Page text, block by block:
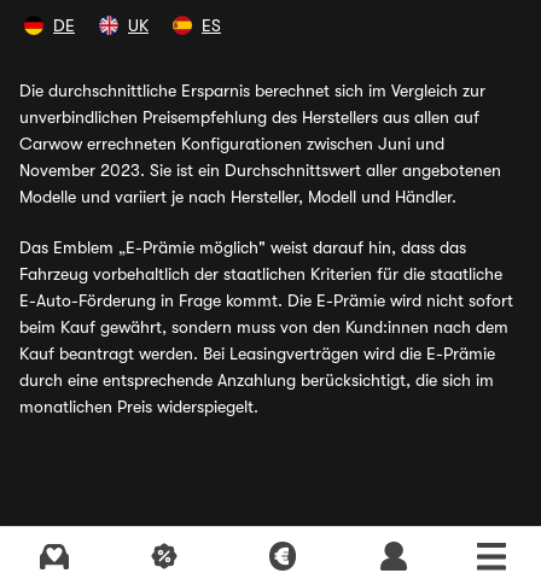
DE UK ES
Die durchschnittliche Ersparnis berechnet sich im Vergleich zur
unverbindlichen Preisempfehlung des Herstellers aus allen auf
Carwow errechneten Konfigurationen zwischen Juni und
November 2023. Sie ist ein Durchschnittswert aller angebotenen
Modelle und variiert je nach Hersteller, Modell und Händler.
Das Emblem „E-Prämie möglich" weist darauf hin, dass das
Fahrzeug vorbehaltlich der staatlichen Kriterien für die staatliche
E-Auto-Förderung in Frage kommt. Die E-Prämie wird nicht sofort
beim Kauf gewährt, sondern muss von den Kund:innen nach dem
Kauf beantragt werden. Bei Leasingverträgen wird die E-Prämie
durch eine entsprechende Anzahlung berücksichtigt, die sich im
monatlichen Preis widerspiegelt.